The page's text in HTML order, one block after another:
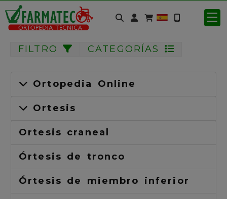
Identifícate
FILTRO CATEGORÍAS
Ortopedia Online
Ortesis
Ortesis craneal
Órtesis de tronco
Órtesis de miembro inferior